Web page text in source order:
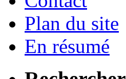
Plan du site
En résumé